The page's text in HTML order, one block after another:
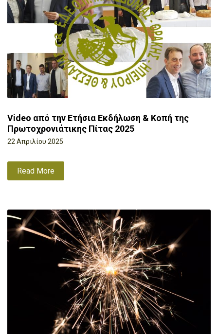
Video από την Ετήσια Εκδήλωση & Κοπή της
Πρωτοχρονιάτικης Πίτας 2025
22 Απριλίου 2025
Read More